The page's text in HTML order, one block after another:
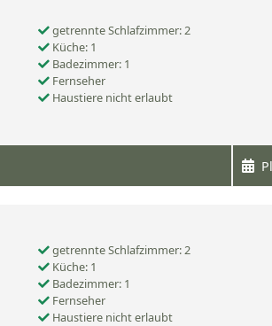
getrennte Schlafzimmer: 2
Küche: 1
Badezimmer: 1
Fernseher
Haustiere nicht erlaubt
getrennte Schlafzimmer: 2
Küche: 1
Badezimmer: 1
Fernseher
Haustiere nicht erlaubt